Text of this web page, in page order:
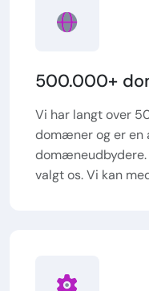
500.000+
Vi har langt over
domæner og er en
domæneudbydere.
valgt os. Vi kan